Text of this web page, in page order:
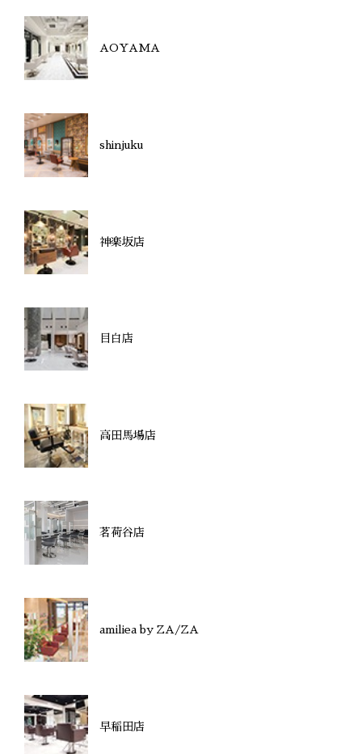
AOYAMA
shinjuku
神楽坂店
目白店
高田馬場店
茗荷谷店
amiliea by ZA/ZA
早稲田店